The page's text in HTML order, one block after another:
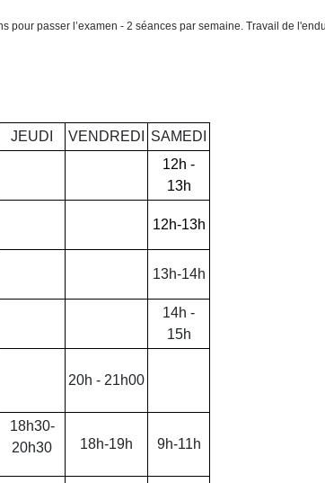
pour passer l’examen - 2 séances par semaine. Travail de
JEUDI VENDREDI SAMEDI
12h -
13h
12h-13h
13h-14h
14h -
15h
20h - 21h00
18h30-
20h30
18h-19h 9h-11h